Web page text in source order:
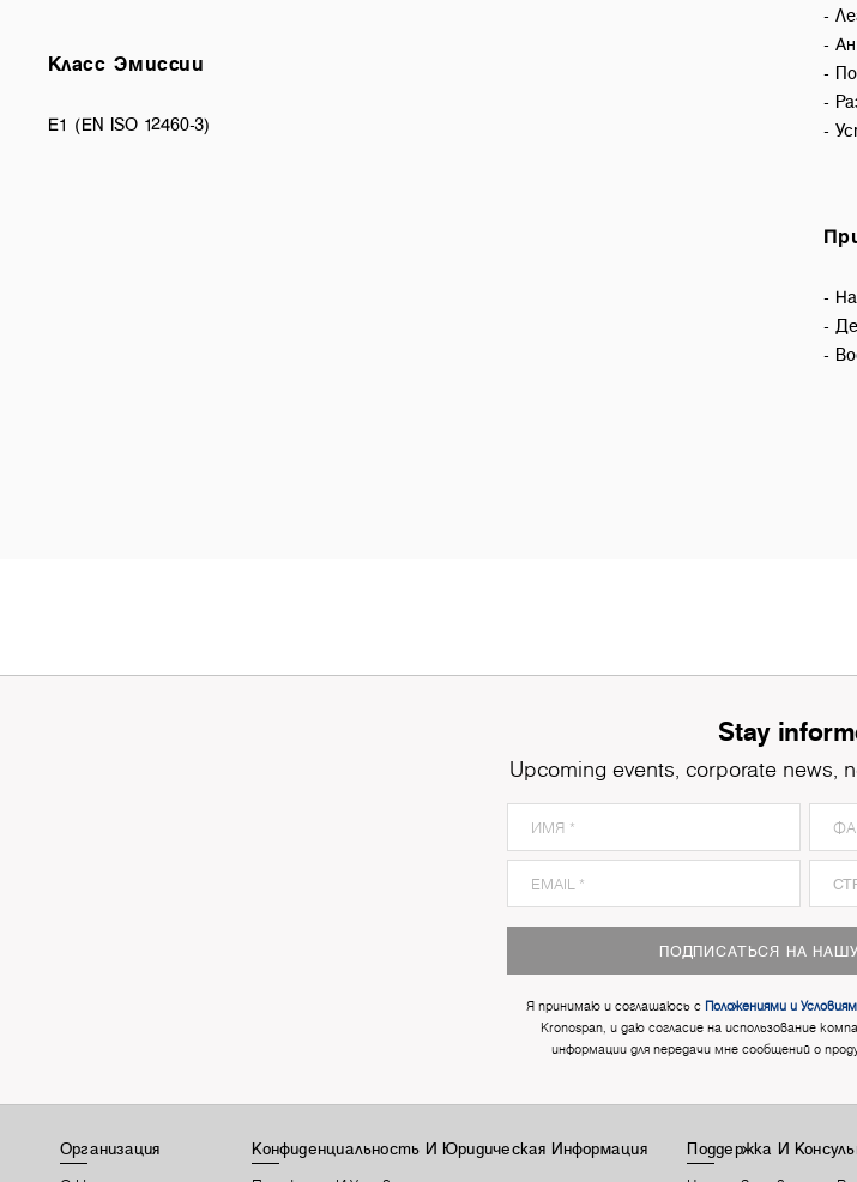
Класс Эмиссии
E1 (EN ISO 12460-3)
-
-
-
-
-
-
-
-
Stay
Upcoming events, corporate news,
ПОДПИСАТЬСЯ НА
Я принимаю и соглашаюсь с Положениями и
Kronospan, и даю согласие на использование
информации для передачи мне сообщений о
Организация Конфиденциальность И Юридическая Информация Поддержка И